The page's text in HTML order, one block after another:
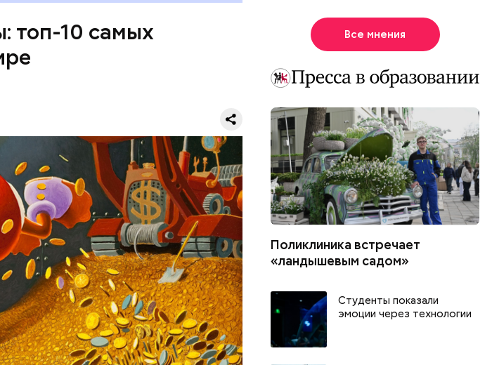
топ-10 самых
Zara, которая по задумке
одежду по доступным ценам.
МИЛЛИАРДЕРЫ
Все мнения
Поликлиника встречает
«ландышевым садом»
Студенты показали
эмоции через технологии